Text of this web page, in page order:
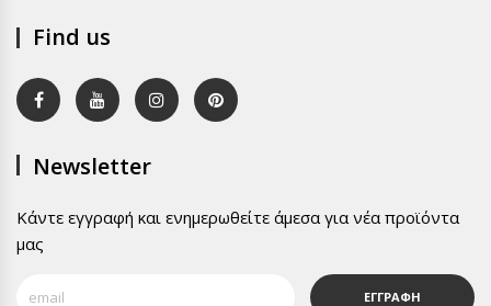
Find us
Newsletter
Κάντε εγγραφή και ενημερωθείτε άμεσα για νέα προϊόντα
μας
ΕΓΓΡΑΦΗ